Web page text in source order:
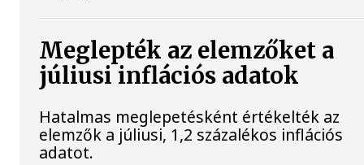
Meglepték az elemzőket a
júliusi inflációs adatok
Hatalmas meglepetésként értékelték az
elemzők a júliusi, 1,2 százalékos inflációs
adatot.